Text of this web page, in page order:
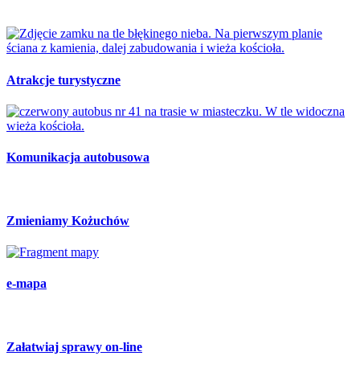
Atrakcje turystyczne
Komunikacja autobusowa
Zmieniamy Kożuchów
e-mapa
Załatwiaj sprawy on-line